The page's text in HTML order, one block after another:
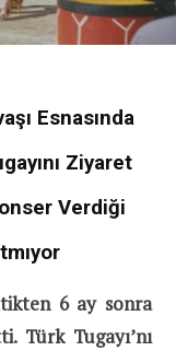
Esnasında
Ziyaret
Verdiği
6 ay sonra
Türk Tugayı’nı